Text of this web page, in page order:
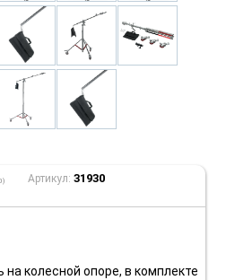
Артикул: 31930
колесной опоре, в комплекте